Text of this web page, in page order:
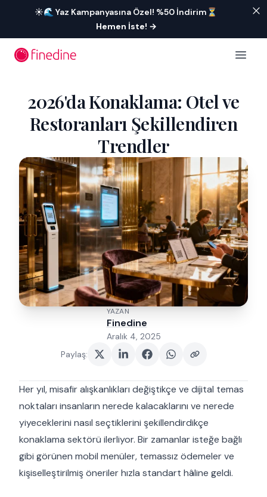
İçeriğe geç☀️🌊 Yaz Kampanyasına Özel! %50 İndirim⏳
Hemen İste! →
Open
2026'da Konaklama: Otel ve
Restoranları Şekillendiren
Trendler
YAZAN
Finedine
Aralık 4, 2025
Paylaş:
Her yıl, misafir alışkanlıkları değiştikçe ve dijital temas
noktaları insanların nerede kalacaklarını ve nerede
yiyeceklerini nasıl seçtiklerini şekillendirdikçe
konaklama sektörü ilerliyor. Bir zamanlar isteğe bağlı
gibi görünen mobil menüler, temassız ödemeler ve
kişiselleştirilmiş öneriler hızla standart hâline geldi.